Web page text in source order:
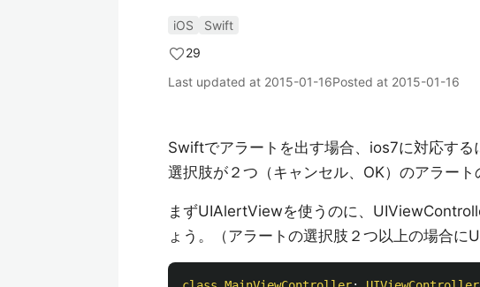
iOS
Swift
29
Last updated at 2015-01-16Posted at 2015-01-16
Swiftでアラートを出す場合、ios7に対応する
選択肢が２つ（キャンセル、OK）のアラート
まずUIAlertViewを使うのに、
ょう。（アラートの選択肢２つ以上の場合に